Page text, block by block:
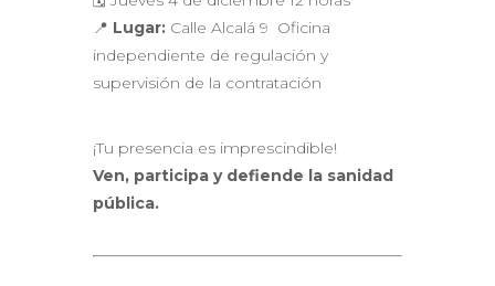
📍 Lugar: Calle Alcalá 9 Oficina
independiente de regulación y
supervisión de la contratación
¡Tu presencia es imprescindible!
Ven, participa y defiende la sanidad
pública.